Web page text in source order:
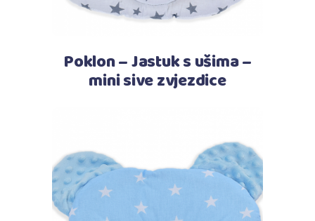
Poklon – Jastuk s ušima –
mini sive zvjezdice